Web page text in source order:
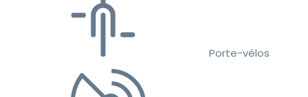
Porte-vélos